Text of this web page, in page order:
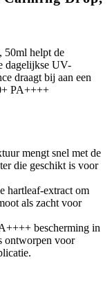
50ml helpt de
dagelijkse UV-
draagt bij aan een
PA++++
mengt snel met de
die geschikt is voor
hartleaf-extract om
als zacht voor
bescherming in
ontworpen voor